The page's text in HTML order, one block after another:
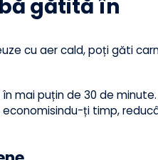
și mai crocant pe
gătită în
cu aer cald, poți găti